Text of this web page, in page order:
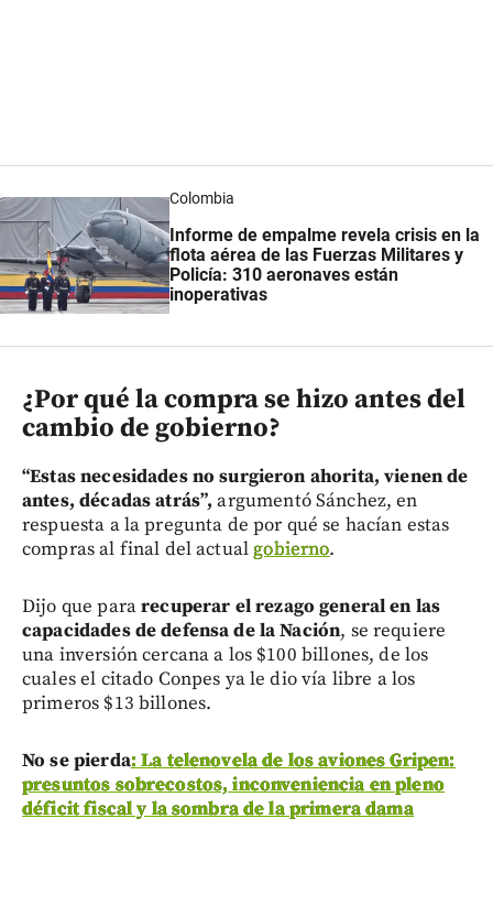
Colombia
Informe de empalme revela crisis en la
flota aérea de las Fuerzas Militares y
Policía: 310 aeronaves están
inoperativas
¿Por qué la compra se hizo antes del
cambio de gobierno?
“Estas necesidades no surgieron ahorita, vienen de
antes, décadas atrás”,argumentó Sánchez, en
respuesta a la pregunta de por qué se hacían estas
compras al final del actual gobierno.
Dijo que pararecuperar el rezago general en las
capacidades de defensa de la Nación, se requiere
una inversión cercana a los $100 billones, de los
cuales el citado Conpes ya le dio vía libre a los
primeros $13 billones.
No se pierda: La telenovela de los aviones Gripen:
presuntos sobrecostos, inconveniencia en pleno
déficit fiscal y la sombra de la primera dama